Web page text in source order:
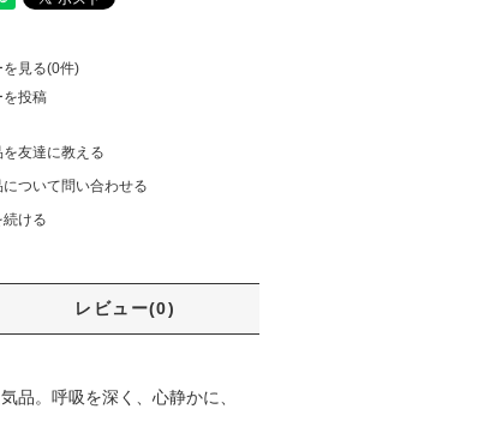
を見る(0件)
を投稿
を友達に教える
について問い合わせる
続ける
レビュー(0)
品。呼吸を深く、心静かに、